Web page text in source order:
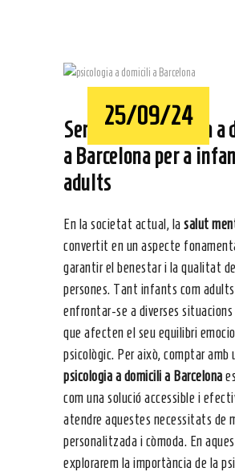
25/09/24
Servei de psicologia a
a Barcelona per a
adults
En la societat actual, la salut
convertit en un aspecte
garantir el benestar i la qualitat
persones. Tant infants com
enfrontar-se a diverses
que afecten el seu equilibri
psicològic. Per això, comptar amb
psicologia a domicili a Barcelona
com una solució accessible i
atendre aquestes necessitats de
personalitzada i còmoda. En
explorarem la importància de la